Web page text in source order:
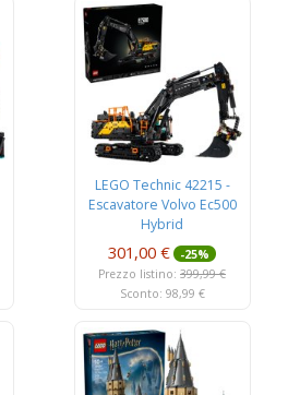
LEGO Technic 42215 -
Escavatore Volvo Ec500
Hybrid
301,00 €
-25%
Prezzo listino: 399,99 €
Sconto: 98,99 €